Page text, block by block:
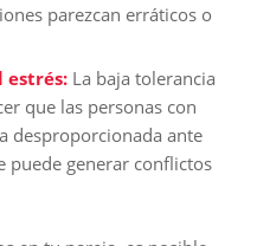
parezcan erráticos o
estrés: La baja tolerancia
que las personas con
desproporcionada ante
puede generar conflictos